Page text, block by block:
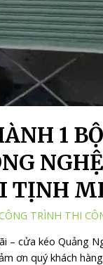
1
TỊNH
TRÌNH THI
– cửa kéo Quảng
ơn quý khách